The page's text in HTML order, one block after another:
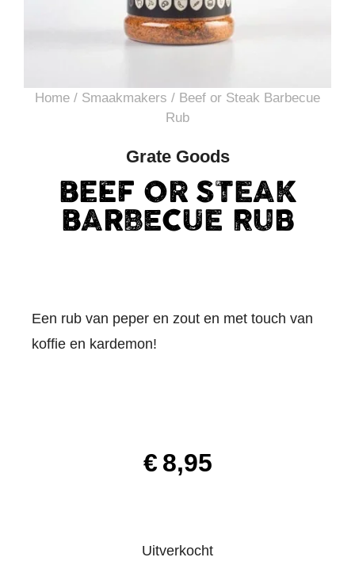
Home / Smaakmakers / Beef or Steak Barbecue
Rub
Grate Goods
BEEF OR STEAK
BARBECUE RUB
Een rub van peper en zout en met touch van
koffie en kardemon!
€ 8,95
Uitverkocht